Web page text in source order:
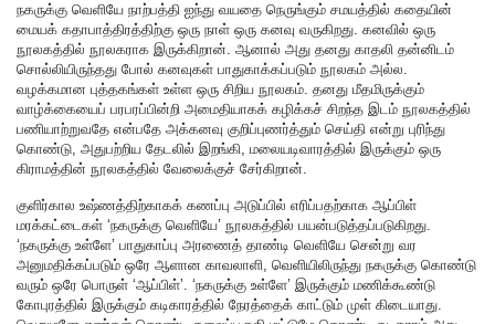
நகருக்கு வெளியே நாற்பத்தி ஐந்து வயதை நெருங்கும் சமயத்தில் கதையின்
மையக் கதாபாத்திரத்திற்கு ஒரு நாள் ஒரு கனவு வருகிறது. கனவில் ஒரு
நூலகத்தில் நூலகராக இருக்கிறான். ஆனால் அது தனது காதலி தன்னிடம்
சொல்லியிருந்தது போல் கனவுகள் பாதுகாக்கப்படும் நூலகம் அல்ல.
வழக்கமான புத்தகங்கள் உள்ள ஒரு சிறிய நூலகம். தனது மீதமிருக்கும்
வாழ்க்கையைப் பரபரப்பின்றி அமைதியாகக் கழிக்கச் சிறந்த இடம் நூலகத்தில்
பணியாற்றுவதே என்பதே அக்கனவு குறிப்புணர்த்தும் செய்தி என்று புரிந்து
கொண்டு, அதுபற்றிய தேடலில் இறங்கி, மலையடிவாரத்தில் இருக்கும் ஒரு
கிராமத்தின் நூலகத்தில் வேலைக்குச் சேர்கிறான்.
குளிர்கால உஷ்ணத்திற்காகக் கணப்பு அடுப்பில் எரிப்பதற்காக ஆப்பிள்
மரக்கட்டைகள் ‘நகருக்கு வெளியே’ நூலகத்தில் பயன்படுத்தப்படுகிறது.
‘நகருக்கு உள்ளே’ பாதுகாப்பு அரணைத் தாண்டி வெளியே சென்று வர
அனுமதிக்கப்படும் ஒரே ஆளான காவலாளி, வெளியிலிருந்து நகருக்கு கொண்டு
வரும் ஒரே பொருள் ‘ஆப்பிள்’. ‘நகருக்கு உள்ளே’ இருக்கும் மணிக்கூண்டு
கோபுரத்தில் இருக்கும் கடிகாரத்தில் நேரத்தைக் காட்டும் முள் கிடையாது.